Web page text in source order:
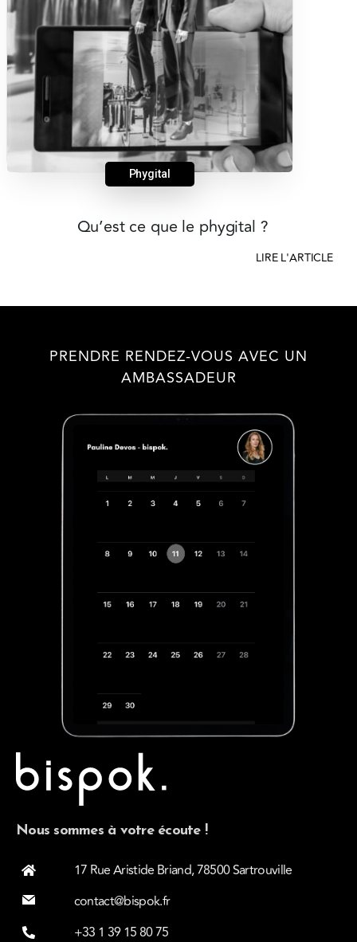
Phygital
Qu’est ce que le phygital ?
LIRE L'ARTICLE
PRENDRE RENDEZ-VOUS AVEC UN
AMBASSADEUR
Nous sommes à votre écoute !
17 Rue Aristide Briand, 78500 Sartrouville
contact@bispok.fr
+33 1 39 15 80 75